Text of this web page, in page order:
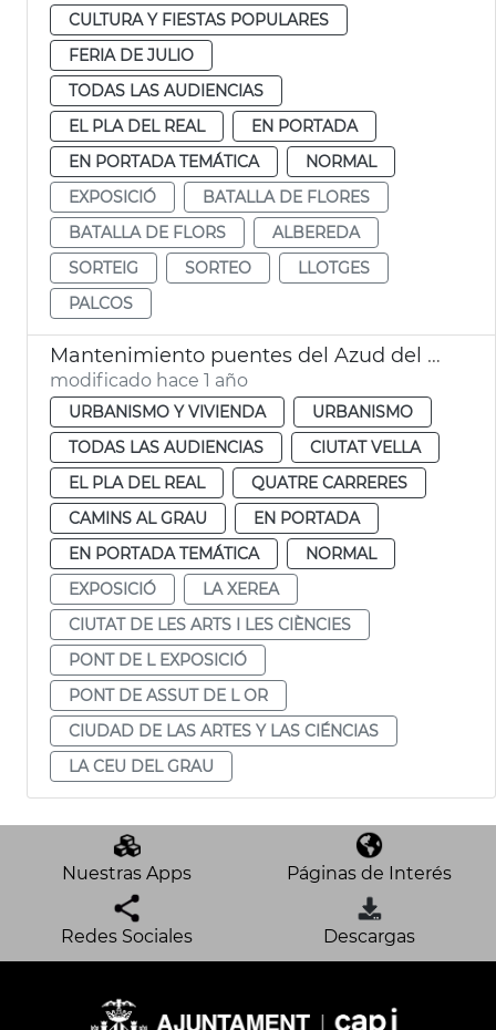
CULTURA Y FIESTAS POPULARES
FERIA DE JULIO
TODAS LAS AUDIENCIAS
EL PLA DEL REAL
EN PORTADA
EN PORTADA TEMÁTICA
NORMAL
EXPOSICIÓ
BATALLA DE FLORES
BATALLA DE FLORS
ALBEREDA
SORTEIG
SORTEO
LLOTGES
PALCOS
Mantenimiento puentes del Azud del Oro y de la Exposición València
modificado hace 1 año
URBANISMO Y VIVIENDA
URBANISMO
TODAS LAS AUDIENCIAS
CIUTAT VELLA
EL PLA DEL REAL
QUATRE CARRERES
CAMINS AL GRAU
EN PORTADA
EN PORTADA TEMÁTICA
NORMAL
EXPOSICIÓ
LA XEREA
CIUTAT DE LES ARTS I LES CIÈNCIES
PONT DE L EXPOSICIÓ
PONT DE ASSUT DE L OR
CIUDAD DE LAS ARTES Y LAS CIÉNCIAS
LA CEU DEL GRAU
Nuestras Apps Páginas de Interés
Redes Sociales Descargas